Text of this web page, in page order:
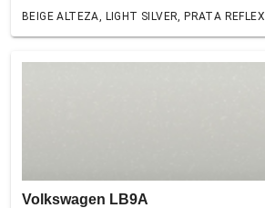
BEIGE ALTEZA, LIGHT SILVER, PRATA REFLEX
Volkswagen LB9A